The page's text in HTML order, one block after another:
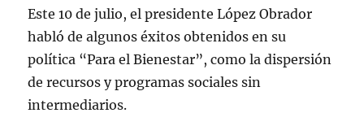
Este 10 de julio, el presidente López Obrador
habló de algunos éxitos obtenidos en su
política “Para el Bienestar”, como la dispersión
de recursos y programas sociales sin
intermediarios.